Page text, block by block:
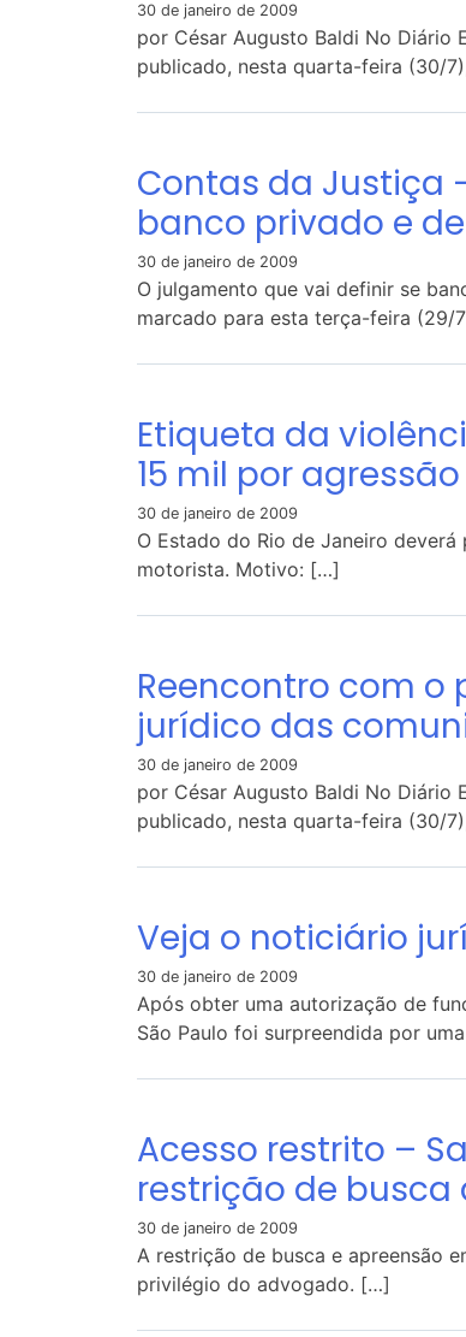
30 de janeiro de 2009
por César Augusto Baldi No Diário
publicado, nesta quarta-feira (30/
Contas da Justiça
banco privado e
30 de janeiro de 2009
O julgamento que vai definir se
marcado para esta terça-feira (29/
Etiqueta da
15 mil por
30 de janeiro de 2009
O Estado do Rio de Janeiro
motorista. Motivo: […]
Reencontro com o
jurídico das
30 de janeiro de 2009
por César Augusto Baldi No Diário
publicado, nesta quarta-feira (30/
Veja o noticiário
30 de janeiro de 2009
Após obter uma autorização de
São Paulo foi surpreendida por
Acesso restrito –
restrição de busca
30 de janeiro de 2009
A restrição de busca e apreensão
privilégio do advogado. […]